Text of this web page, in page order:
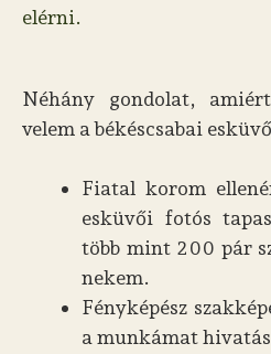
elérni.
Néhány gondolat,
velem a békéscsabai
Fiatal korom
esküvői fotós
több mint 200 pár
nekem.
Fényképész
a munkámat